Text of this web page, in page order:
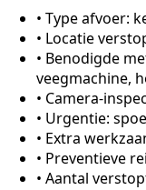
• Type afvoer:
• Locatie
• Benodigde
veegmachine,
• Camera-
• Urgentie:
• Extra
• Preventieve
• Aantal